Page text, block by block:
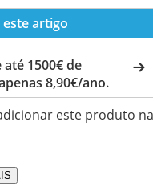
artigo
até 1500€ de
8,90€/ano.
este produto na